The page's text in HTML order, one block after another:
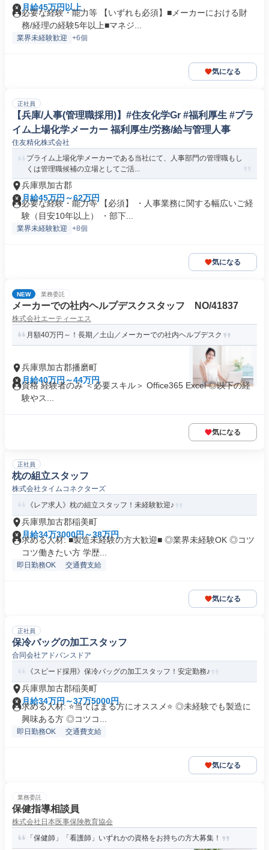
月給45万円以上
必要な経験・能力等 【いずれも必須】■メーカーにおける財
務/経理の経験5年以上■マネジ...
業界未経験歓迎 +6個
気になる
正社員
【兵庫/人事(管理職採用)】#住友化学Gr #福利厚生 #プラ
イム上場化学メーカー 福利厚生/労務/給与管理人事
住友精化株式会社
プライム上場化学メーカーである当社にて、人事部門の管理職もし
くは管理職候補の立場としてご活...
兵庫県加古郡
月給45万円～62万円
必要な経験・能力等 【必須】 ・人事業務に関する幅広いご経
験（目安10年以上） ・部下...
業界未経験歓迎 +8個
気になる
NEW 業務委託
メーカーでの社内ヘルプデスクスタッフ NO/41837
株式会社エーティーエス
月額40万円～！長期／土山／メーカーでの社内ヘルプデスク
兵庫県加古郡播磨町
月給40万円～44万円
資格 経験者のみ ＜必要スキル＞ Office365 Excel ◎以下の経
験やス...
気になる
正社員
枕の組立スタッフ
株式会社タイムコネクターズ
《レア求人》枕の組立スタッフ！未経験歓迎♪
兵庫県加古郡稲美町
月給34万3000円～38万円
求める人材: ■製造未経験の方大歓迎■ ◎業界未経験OK ◎コツ
コツ働きたい方 学歴...
即日勤務OK 交通費支給
気になる
正社員
保冷バッグの加工スタッフ
合同会社アドバンスドア
《スピード採用》保冷バッグの加工スタッフ！安定勤務♪
兵庫県加古郡稲美町
月給34万円～37万5000円
求める人材: ⭐️当てはまる方にオススメ⭐️ ◎未経験でも製造に
興味ある方 ◎コツコ...
即日勤務OK 交通費支給
気になる
業務委託
保健指導相談員
株式会社日本医事保険教育協会
「保健師」「看護師」いずれかの資格をお持ちの方大募集！